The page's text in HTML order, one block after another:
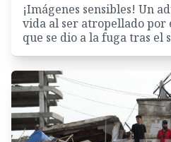
¡Imágenes sensibles! Un
vida al ser atropellado por
que se dio a la fuga tras el